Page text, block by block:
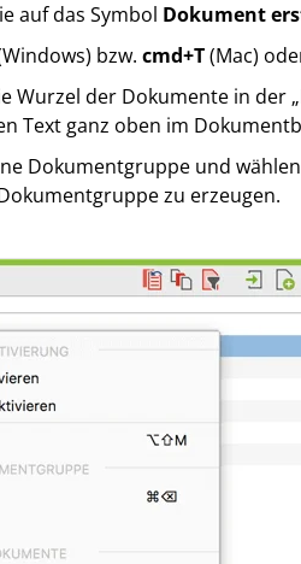
auf das Symbol Dokument
bzw. cmd+T(Mac)
Wurzel der Dokumente in der
Text ganz oben im
Dokumentgruppe und
zu erzeugen.